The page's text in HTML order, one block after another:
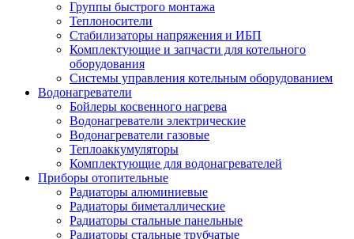
Группы быстрого монтажа
Теплоносители
Стабилизаторы напряжения и ИБП
Комплектующие и запчасти для котельного
оборудования
Системы управления котельным оборудованием
Водонагреватели
Бойлеры косвенного нагрева
Водонагреватели электрические
Водонагреватели газовые
Теплоаккумуляторы
Комплектующие для водонагревателей
Приборы отопительные
Радиаторы алюминиевые
Радиаторы биметаллические
Радиаторы стальные панельные
Радиаторы стальные трубчатые